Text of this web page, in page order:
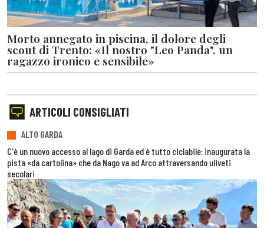
Morto annegato in piscina, il dolore degli
scout di Trento: «Il nostro "Leo Panda", un
ragazzo ironico e sensibile»
ARTICOLI CONSIGLIATI
ALTO GARDA
C'è un nuovo accesso al lago di Garda ed è tutto ciclabile: inaugurata la
pista «da cartolina» che da Nago va ad Arco attraversando uliveti
secolari